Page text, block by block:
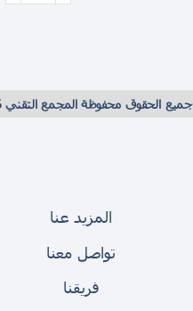
جميع الحقوق محفوظة المجمع التقني 2026
المزيد عنا
تواصل معنا
فريقنا